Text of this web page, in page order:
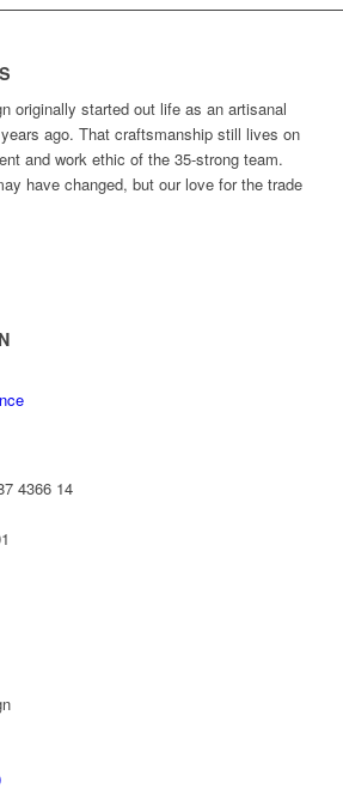
originally started out life as an artisanal
ago. That craftsmanship still lives on
and work ethic of the 35-strong team.
have changed, but our love for the trade
4366 14